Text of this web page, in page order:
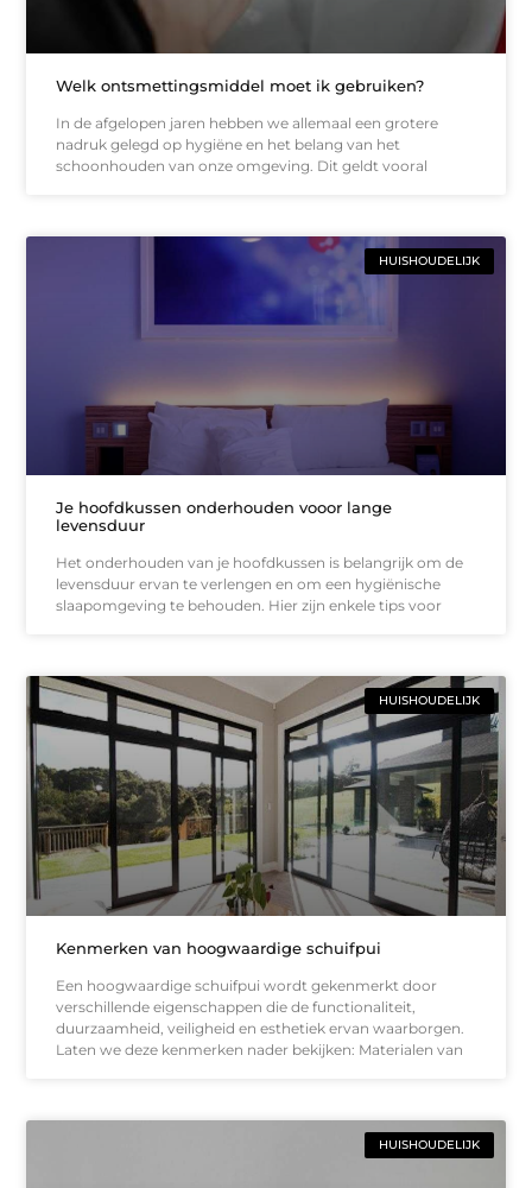
Welk ontsmettingsmiddel moet ik gebruiken?
In de afgelopen jaren hebben we allemaal een grotere
nadruk gelegd op hygiëne en het belang van het
schoonhouden van onze omgeving. Dit geldt vooral
HUISHOUDELIJK
Je hoofdkussen onderhouden vooor lange
levensduur
Het onderhouden van je hoofdkussen is belangrijk om de
levensduur ervan te verlengen en om een hygiënische
slaapomgeving te behouden. Hier zijn enkele tips voor
HUISHOUDELIJK
Kenmerken van hoogwaardige schuifpui
Een hoogwaardige schuifpui wordt gekenmerkt door
verschillende eigenschappen die de functionaliteit,
duurzaamheid, veiligheid en esthetiek ervan waarborgen.
Laten we deze kenmerken nader bekijken: Materialen van
HUISHOUDELIJK